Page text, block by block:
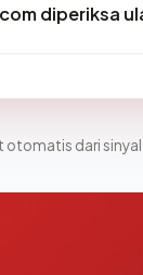
diperiksa
otomatis dari